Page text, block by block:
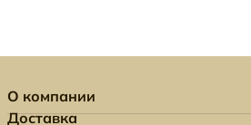
О компании
Доставка